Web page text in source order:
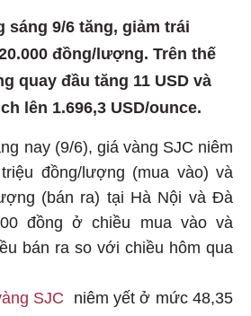
sáng 9/6 tăng, giảm trái
đồng/lượng. Trên thế
quay đầu tăng 11 USD và
lên 1.696,3 USD/ounce.
nay (9/6), giá vàng SJC niêm
đồng/lượng (mua vào) và
(bán ra) tại Hà Nội và Đà
đồng ở chiều mua vào và
bán ra so với chiều hôm qua
SJC
niêm yết ở mức 48,35